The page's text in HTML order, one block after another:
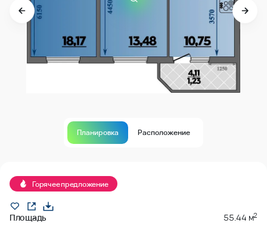
Планировка Расположение
Горячее предложение
Площадь 55.44 м2